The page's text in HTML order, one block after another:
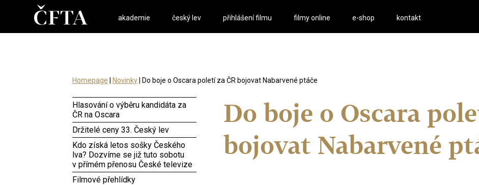
akademie český lev přihlášení filmu filmy online e-shop kontakt
Homepage Novinky | Do boje o Oscara poletí za ČR bojovat Nabarvené ptáče
Do boje o Oscara
bojovat Nabarvené
Hlasování o výběru kandidáta za
ČR na Oscara
Držitelé ceny 33. Český lev
Kdo získá letos sošky Českého
lva? Dozvíme se již tuto sobotu
v přímém přenosu České televize
Filmové přehlídky